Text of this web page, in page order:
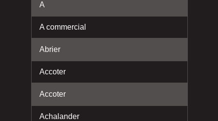
A
A commercial
Abrier
Accoter
Accoter
Achalander